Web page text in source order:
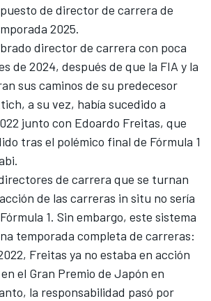
de director de carrera de
2025.
director de carrera con poca
de 2024, después de que la FIA y la
sus caminos de su predecesor
a su vez, había sucedido a
junto con Edoardo Freitas, que
tras el polémico final de Fórmula 1
de carrera que se turnan
de las carreras in situ no sería
1. Sin embargo, este sistema
temporada completa de carreras:
Freitas ya no estaba en acción
el Gran Premio de Japón en
la responsabilidad pasó por